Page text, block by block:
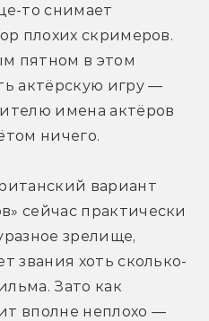
то снимает
плохих скримеров.
пятном в этом
актёрскую игру —
имена актёров
ничего.
вариант
сейчас практически
зрелище,
звания хоть сколько-
Зато как
вполне неплохо —